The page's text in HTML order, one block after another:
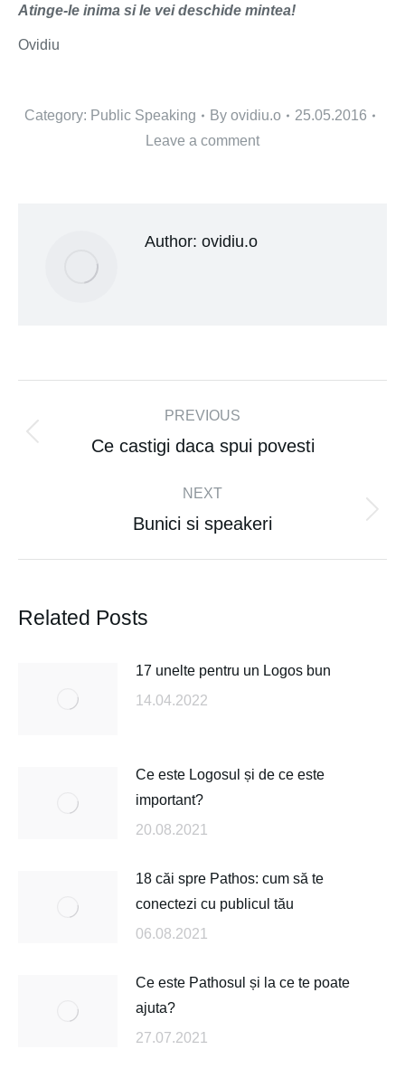
Atinge-le inima si le vei deschide mintea!
Ovidiu
Category: Public Speaking By ovidiu.o
25.05.2016
Leave a comment
Author: ovidiu.o
PREVIOUS
Ce castigi daca spui povesti
NEXT
Bunici si speakeri
Related Posts
17 unelte pentru un Logos bun
14.04.2022
Ce este Logosul și de ce este
important?
20.08.2021
18 căi spre Pathos: cum să te
conectezi cu publicul tău
06.08.2021
Ce este Pathosul și la ce te poate
ajuta?
27.07.2021